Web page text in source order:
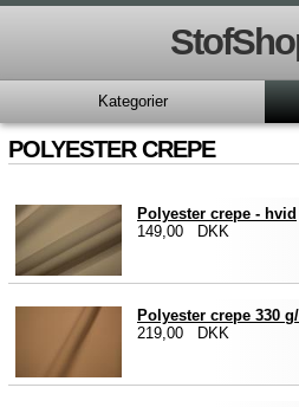
Kategorier
POLYESTER CREPE
Polyester crepe - hvid
149,00 DKK
Polyester crepe 330
219,00 DKK